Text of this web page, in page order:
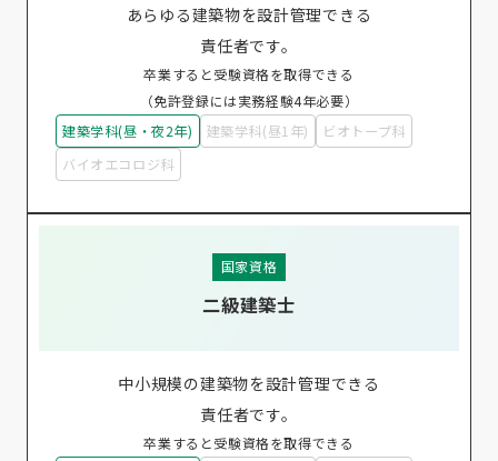
あらゆる建築物を設計管理できる
責任者です。
卒業すると受験資格を取得できる
（免許登録には実務経験4年必要）
建築学科(昼・夜2年) 建築学科(昼1年)
ビオトープ科
バイオエコロジ科
国家資格
二級建築士
中小規模の建築物を設計管理できる
責任者です。
卒業すると受験資格を取得できる